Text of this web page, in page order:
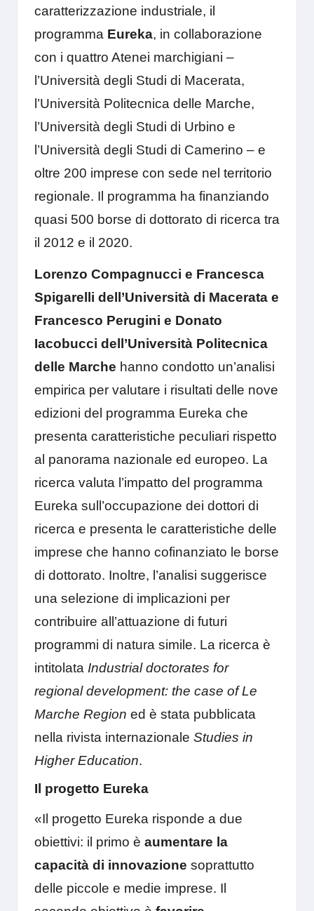
caratterizzazione industriale, il
programma Eureka, in collaborazione
con i quattro Atenei marchigiani –
l’Università degli Studi di Macerata,
l’Università Politecnica delle Marche,
l’Università degli Studi di Urbino e
l’Università degli Studi di Camerino – e
oltre 200 imprese con sede nel territorio
regionale. Il programma ha finanziando
quasi 500 borse di dottorato di ricerca tra
il 2012 e il 2020.
Lorenzo Compagnucci e Francesca
Spigarelli dell’Università di Macerata e
Francesco Perugini e Donato
Iacobucci dell’Università Politecnica
delle Marche hanno condotto un’analisi
empirica per valutare i risultati delle nove
edizioni del programma Eureka che
presenta caratteristiche peculiari rispetto
al panorama nazionale ed europeo. La
ricerca valuta l’impatto del programma
Eureka sull’occupazione dei dottori di
ricerca e presenta le caratteristiche delle
imprese che hanno cofinanziato le borse
di dottorato. Inoltre, l’analisi suggerisce
una selezione di implicazioni per
contribuire all’attuazione di futuri
programmi di natura simile. La ricerca è
intitolata Industrial doctorates for
regional development: the case of Le
Marche Region ed è stata pubblicata
nella rivista internazionale Studies in
Higher Education.
Il progetto Eureka
«Il progetto Eureka risponde a due
obiettivi: il primo è aumentare la
capacità di innovazione soprattutto
delle piccole e medie imprese. Il